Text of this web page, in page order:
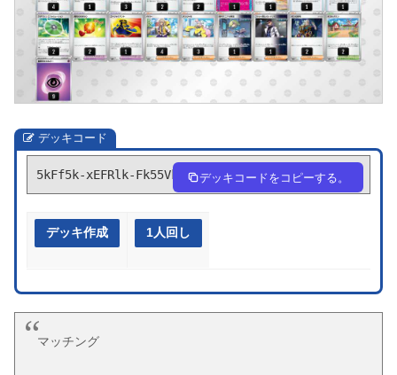
デッキコード
5kFf5k-xEFRlk-Fk55Vk デッキコードをコピーする。
デッキ作成 1人回し
マッチング